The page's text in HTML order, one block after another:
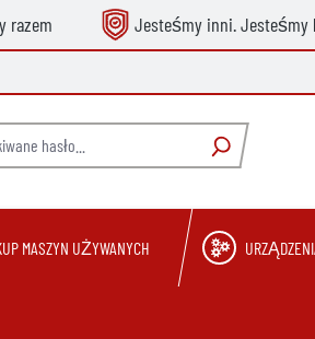
razem Jesteśmy inni. Jesteśmy
MASZYN UŻYWANYCH